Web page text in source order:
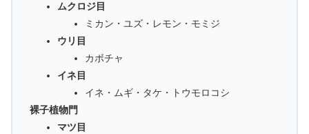
ムクロジ目
ミカン・ユズ・レモン・モミジ
ウリ目
カボチャ
イネ目
イネ・ムギ・タケ・トウモロコシ
裸子植物門
マツ目